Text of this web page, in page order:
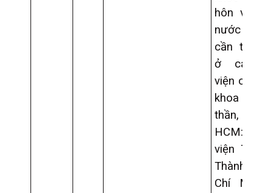
hôn với
nước
cần thực
ở các
viện có
khoa về
thần, ví
HCM:Bệnh
viện Tâm
Thành
Chí